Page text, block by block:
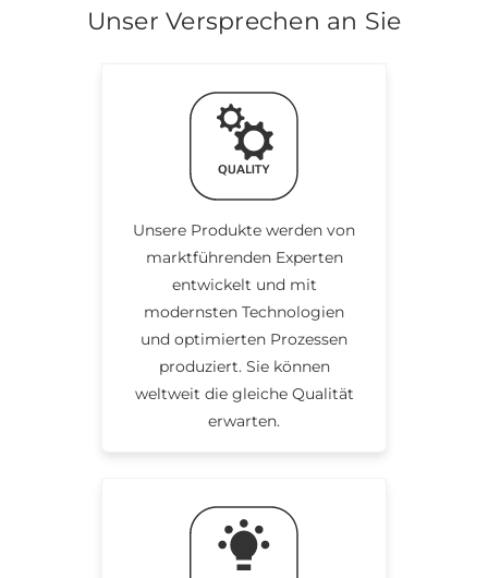
Unser Versprechen an Sie
Unsere Produkte werden von
marktführenden Experten
entwickelt und mit
modernsten Technologien
und optimierten Prozessen
produziert. Sie können
weltweit die gleiche Qualität
erwarten.